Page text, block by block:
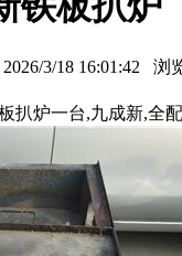
3/18 16:01:42 浏
扒炉一台,九成新,